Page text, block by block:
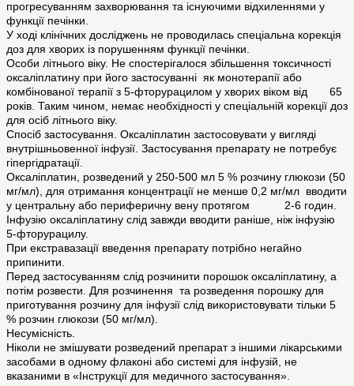
прогресуванням захворювання та існуючими відхиленнями у
функції печінки.
У ході клінічних досліджень не проводилась спеціальна корекція
доз для хворих із порушенням функції печінки.
Особи літнього віку. Не спостерігалося збільшення токсичності
оксаліплатину при його застосуванні як монотерапії або
комбінованої терапії з 5-фторурацилом у хворих віком від 65
років. Таким чином, немає необхідності у спеціальній корекції доз
для осіб літнього віку.
Спосіб застосування. Оксаліплатин застосовувати у вигляді
внутрішньовенної інфузії. Застосування препарату не потребує
гіпергідратації.
Оксаліплатин, розведений у 250-500 мл 5 % розчину глюкози (50
мг/мл), для отримання концентрації не менше 0,2 мг/мл вводити
у центральну або периферичну вену протягом 2-6 годин.
Інфузію оксаліплатину слід завжди вводити раніше, ніж інфузію
5-фторурацилу.
При екстравазації введення препарату потрібно негайно
припинити.
Перед застосуванням слід розчинити порошок оксаліплатину, а
потім розвести. Для розчинення та розведення порошку для
приготування розчину для інфузії слід використовувати тільки 5
% розчин глюкози (50 мг/мл).
Несумісність.
Ніколи не змішувати розведений препарат з іншими лікарськими
засобами в одному флаконі або системі для інфузій, не
вказаними в «Інструкції для медичного застосування».